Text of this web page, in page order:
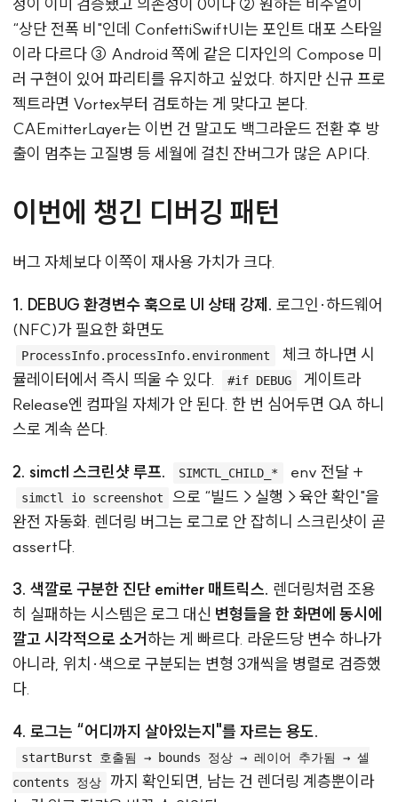
정이 이미 검증됐고 의존성이 0이다 ② 원하는 비주얼이
“상단 전폭 비"인데 ConfettiSwiftUI는 포인트 대포 스타일
이라 다르다 ③ Android 쪽에 같은 디자인의 Compose 미
러 구현이 있어 파리티를 유지하고 싶었다. 하지만 신규 프로
젝트라면 Vortex부터 검토하는 게 맞다고 본다.
CAEmitterLayer는 이번 건 말고도 백그라운드 전환 후 방
출이 멈추는 고질병 등 세월에 걸친 잔버그가 많은 API다.
이번에 챙긴 디버깅 패턴
버그 자체보다 이쪽이 재사용 가치가 크다.
1. DEBUG 환경변수 훅으로 UI 상태 강제. 로그인·하드웨어
(NFC)가 필요한 화면도
ProcessInfo.processInfo.environment
체크 하나면 시
뮬레이터에서 즉시 띄울 수 있다.
#if DEBUG
게이트라
Release엔 컴파일 자체가 안 된다. 한 번 심어두면 QA 하니
스로 계속 쓴다.
2. simctl 스크린샷 루프. SIMCTL_CHILD_* env 전달 +
simctl io screenshot
으로 “빌드→실행→육안 확인"을
완전 자동화. 렌더링 버그는 로그로 안 잡히니 스크린샷이 곧
assert다.
3. 색깔로 구분한 진단 emitter 매트릭스. 렌더링처럼 조용
히 실패하는 시스템은 로그 대신 변형들을 한 화면에 동시에
깔고 시각적으로 소거하는 게 빠르다. 라운드당 변수 하나가
아니라, 위치·색으로 구분되는 변형 3개씩을 병렬로 검증했
다.
4. 로그는 “어디까지 살아있는지"를 자르는 용도.
startBurst 호출됨 → bounds 정상 → 레이어 추가됨 → 셀
contents 정상
까지 확인되면, 남는 건 렌더링 계층뿐이라